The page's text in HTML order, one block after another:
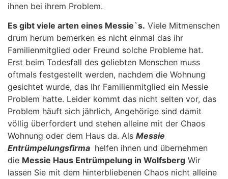
ihnen bei ihrem Problem.
Es gibt viele arten eines Messie`s. Viele Mitmenschen
drum herum bemerken es nicht einmal das ihr
Familienmitglied oder Freund solche Probleme hat.
Erst beim Todesfall des geliebten Menschen muss
oftmals festgestellt werden, nachdem die Wohnung
gesichtet wurde, das Ihr Familienmitglied ein Messie
Problem hatte. Leider kommt das nicht selten vor, das
Problem häuft sich jährlich, Angehörige sind damit
völlig überfordert und stehen alleine mit der Chaos
Wohnung oder dem Haus da. Als Messie
Entrümpelungsfirma helfen ihnen und übernehmen
die Messie Haus Entrümpelung in Wolfsberg Wir
lassen Sie mit dem hinterbliebenen Chaos nicht alleine